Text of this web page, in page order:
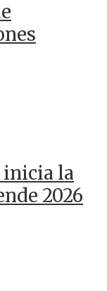
inicia la
2026